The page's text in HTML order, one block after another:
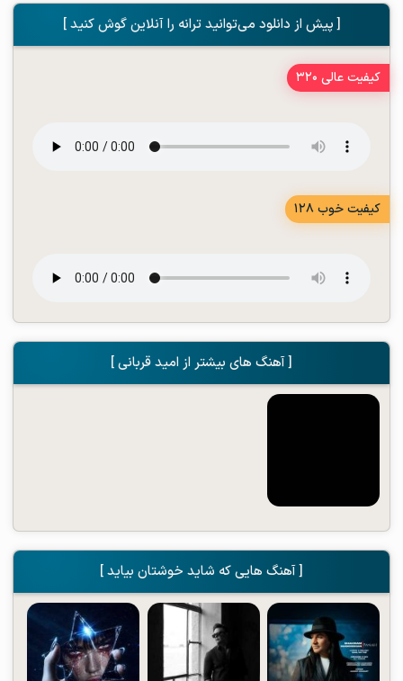
[ پیش از دانلود می‌توانید ترانه را آنلاین گوش کنید ]
کیفیت عالی 320
کیفیت خوب 128
[ آهنگ های بیشتر از امید قربانی ]
[ آهنگ هایی که شاید خوشتان بیاید ]